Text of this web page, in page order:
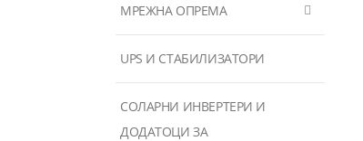
МРЕЖНА ОПРЕМА
UPS И СТАБИЛИЗАТОРИ
СОЛАРНИ ИНВЕРТЕРИ И
ДОДАТОЦИ ЗА